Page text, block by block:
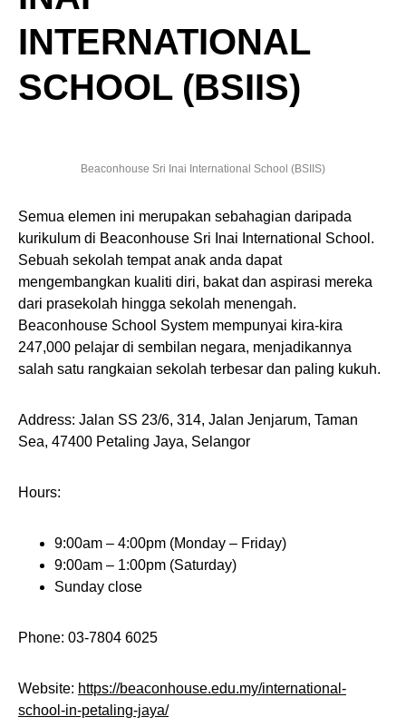
INTERNATIONAL
SCHOOL (BSIIS)
Beaconhouse Sri Inai International School (BSIIS)
Semua elemen ini merupakan sebahagian daripada
kurikulum di Beaconhouse Sri Inai International School.
Sebuah sekolah tempat anak anda dapat
mengembangkan kualiti diri, bakat dan aspirasi mereka
dari prasekolah hingga sekolah menengah.
Beaconhouse School System mempunyai kira-kira
247,000 pelajar di sembilan negara, menjadikannya
salah satu rangkaian sekolah terbesar dan paling kukuh.
Address: Jalan SS 23/6, 314, Jalan Jenjarum, Taman
Sea, 47400 Petaling Jaya, Selangor
Hours:
9:00am – 4:00pm (Monday – Friday)
9:00am – 1:00pm (Saturday)
Sunday close
Phone: 03-7804 6025
Website: https://beaconhouse.edu.my/international-
school-in-petaling-jaya/